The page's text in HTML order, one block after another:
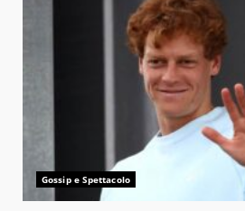
Gossip e Spettacolo